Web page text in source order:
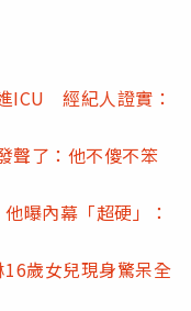
ICU 經紀人證實：
聲了：他不傻不笨
曝內幕「超硬」：
歲女兒現身驚呆全